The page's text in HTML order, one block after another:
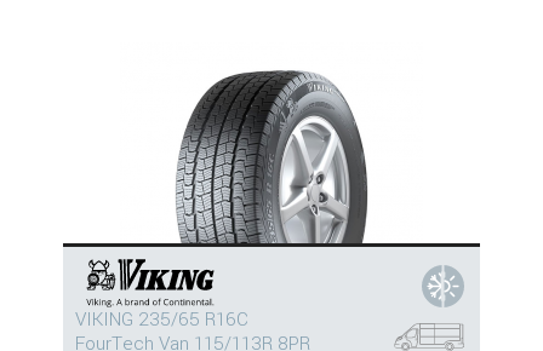
VIKING 235/65 R16C
FourTech Van 115/113R 8PR